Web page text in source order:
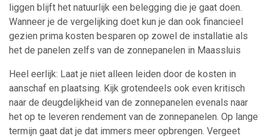
liggen blijft het natuurlijk een belegging die je gaat doen.
Wanneer je de vergelijking doet kun je dan ook financieel
gezien prima kosten besparen op zowel de installatie als
het de panelen zelfs van de zonnepanelen in Maassluis
Heel eerlijk: Laat je niet alleen leiden door de kosten in
aanschaf en plaatsing. Kijk grotendeels ook even kritisch
naar de deugdelijkheid van de zonnepanelen evenals naar
het op te leveren rendement van de zonnepanelen. Op lange
termijn gaat dat je dat immers meer opbrengen. Vergeet